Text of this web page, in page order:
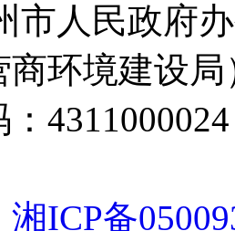
市人民政府
商环境建设局
：
ICP备